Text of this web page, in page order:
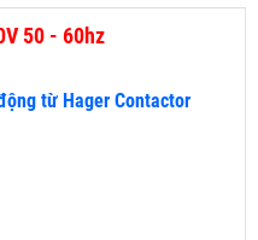
50 - 60hz
từ Hager Contactor